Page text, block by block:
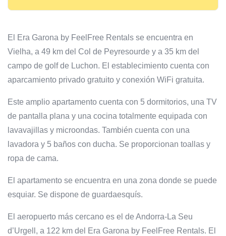
El Era Garona by FeelFree Rentals se encuentra en
Vielha, a 49 km del Col de Peyresourde y a 35 km del
campo de golf de Luchon. El establecimiento cuenta con
aparcamiento privado gratuito y conexión WiFi gratuita.
Este amplio apartamento cuenta con 5 dormitorios, una TV
de pantalla plana y una cocina totalmente equipada con
lavavajillas y microondas. También cuenta con una
lavadora y 5 baños con ducha. Se proporcionan toallas y
ropa de cama.
El apartamento se encuentra en una zona donde se puede
esquiar. Se dispone de guardaesquís.
El aeropuerto más cercano es el de Andorra-La Seu
d’Urgell, a 122 km del Era Garona by FeelFree Rentals. El